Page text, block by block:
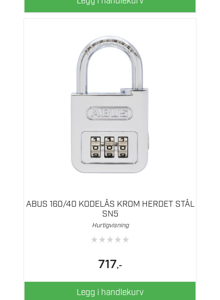
ABUS 160/40 KODELÅS KROM HERDET STÅL
SN5
Hurtigvisning
★★★★★
717,-
Legg i handlekurv